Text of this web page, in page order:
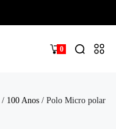
0
/ 100 Anos / Polo Micro polar